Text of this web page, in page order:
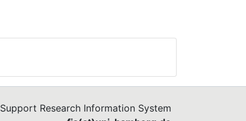
Support Research Information System